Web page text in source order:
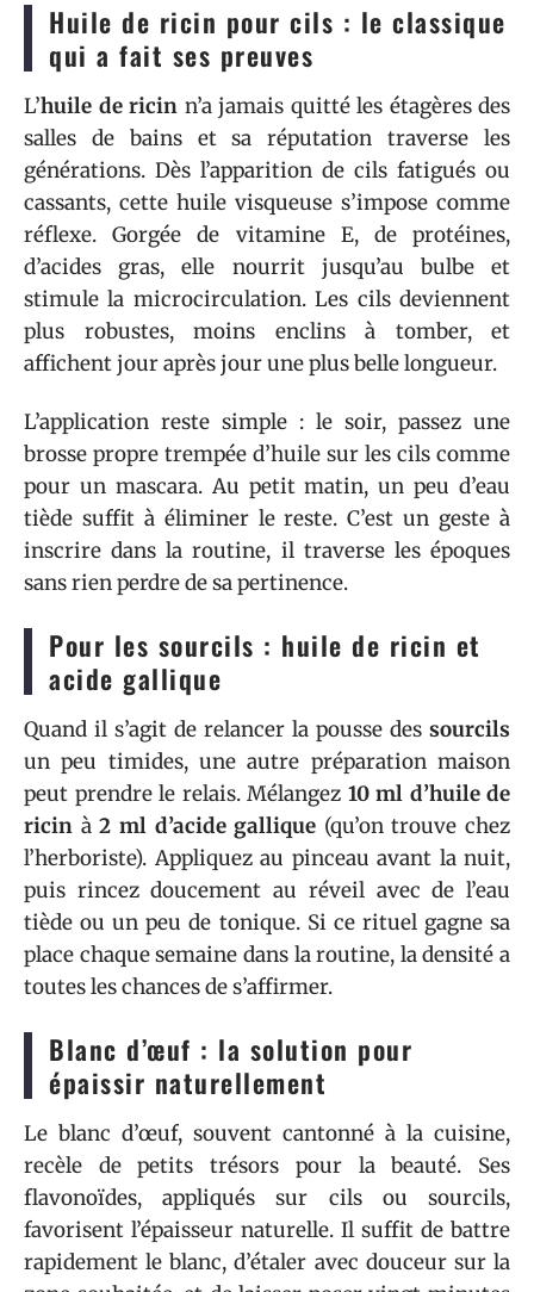
Huile de ricin pour cils : le classique
qui a fait ses preuves
L’huile de ricin n’a jamais quitté les étagères des
salles de bains et sa réputation traverse les
générations. Dès l’apparition de cils fatigués ou
cassants, cette huile visqueuse s’impose comme
réflexe. Gorgée de vitamine E, de protéines,
d’acides gras, elle nourrit jusqu’au bulbe et
stimule la microcirculation. Les cils deviennent
plus robustes, moins enclins à tomber, et
affichent jour après jour une plus belle longueur.
L’application reste simple : le soir, passez une
brosse propre trempée d’huile sur les cils comme
pour un mascara. Au petit matin, un peu d’eau
tiède suffit à éliminer le reste. C’est un geste à
inscrire dans la routine, il traverse les époques
sans rien perdre de sa pertinence.
Pour les sourcils : huile de ricin et
acide gallique
Quand il s’agit de relancer la pousse des sourcils
un peu timides, une autre préparation maison
peut prendre le relais. Mélangez 10 ml d’huile de
ricin à2 ml d’acide gallique (qu’on trouve chez
l’herboriste). Appliquez au pinceau avant la nuit,
puis rincez doucement au réveil avec de l’eau
tiède ou un peu de tonique. Si ce rituel gagne sa
place chaque semaine dans la routine, la densité a
toutes les chances de s’affirmer.
Blanc d’œuf : la solution pour
épaissir naturellement
Le blanc d’œuf, souvent cantonné à la cuisine,
recèle de petits trésors pour la beauté. Ses
flavonoïdes, appliqués sur cils ou sourcils,
favorisent l’épaisseur naturelle. Il suffit de battre
rapidement le blanc, d’étaler avec douceur sur la